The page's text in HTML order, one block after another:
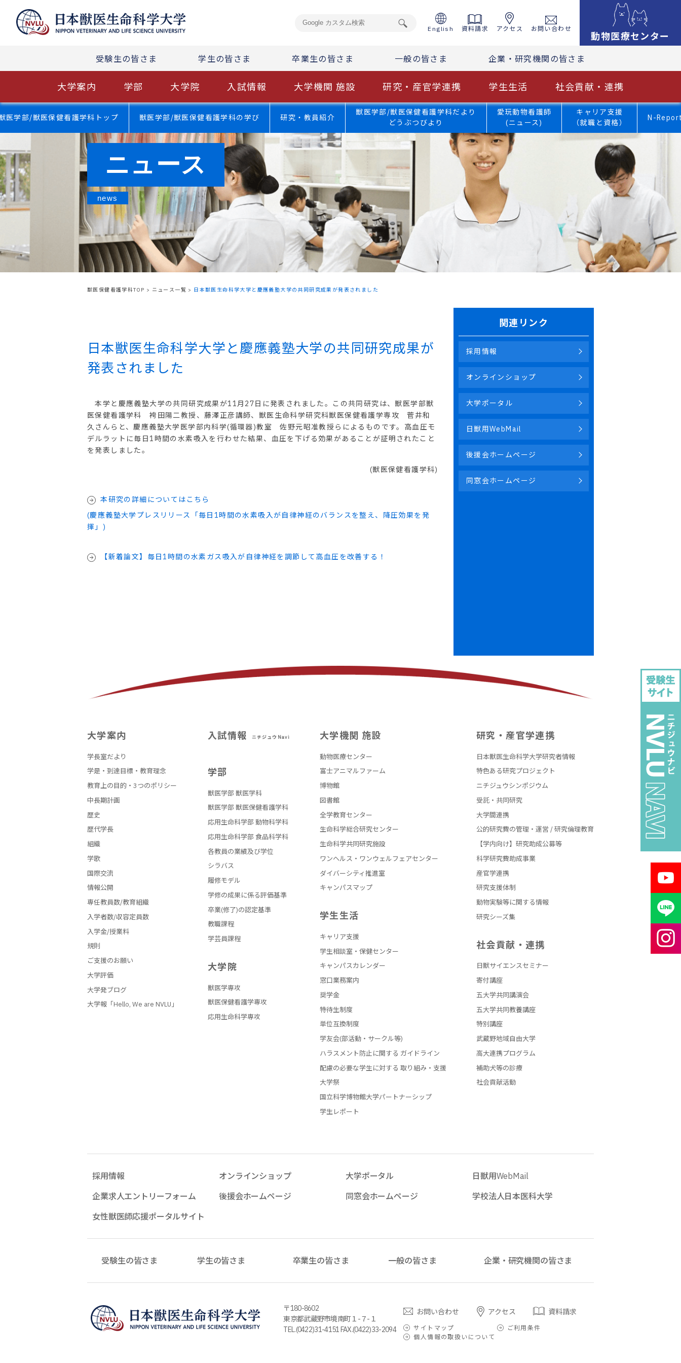
English 資料請求 アクセス お問い合わせ
動物医療センター
受験生の皆さま 学生の皆さま 卒業生の皆さま 一般の皆さま 企業・研究機関の皆さま
大学案内 学部 大学院 入試情報 大学機関 施設 研究・産官学連携 学生生活 社会貢献・連携
ニュース
news
医学部/獣医保健看護学科トップ 獣医学部/獣医保健看護学科の学び 研究・教員紹介
獣医学部/獣医保健看護学科だより
どうぶつびより
愛玩動物看護師
(ニュース)
キャリア支援
（就職と資格）
N-
獣医保健看護学科TOP > ニュース一覧 > 日本獣医生命科学大学と慶應義塾大学の共同研究成果が発表されました
日本獣医生命科学大学と慶應義塾大学の共同研究成果が
発表されました
本学と慶應義塾大学の共同研究成果が11月27日に発表されました。この共同研究は、獣医学部獣
医保健看護学科 袴田陽二教授、藤澤正彦講師、獣医生命科学研究科獣医保健看護学専攻 菅井和
久さんらと、慶應義塾大学医学部内科学(循環器)教室 佐野元昭准教授らによるものです。高血圧モ
デルラットに毎日1時間の水素吸入を行わせた結果、血圧を下げる効果があることが証明されたこと
を発表しました。
(獣医保健看護学科)
本研究の詳細についてはこちら
(慶應義塾大学プレスリリース「毎日1時間の水素吸入が自律神経のバランスを整え、降圧効果を発
揮」)
【新着論文】毎日1時間の水素ガス吸入が自律神経を調節して高血圧を改善する！
関連リンク
採用情報
オンラインショップ
大学ポータル
日獣用WebMail
後援会ホームページ
同窓会ホームページ
大学案内
学長室だより
学是・到達目標・教育理念
教育上の目的・3つのポリシー
中長期計画
歴史
歴代学長
組織
学歌
国際交流
情報公開
専任教員数/教育組織
入学者数/収容定員数
入学金/授業料
規則
ご支援のお願い
大学評価
大学発ブログ
大学報「Hello, We are NVLU」
入試情報 ニチジュウNavi
学部
獣医学部 獣医学科
獣医学部 獣医保健看護学科
応用生命科学部 動物科学科
応用生命科学部 食品科学科
各教員の業績及び学位
シラバス
履修モデル
学修の成果に係る評価基準
卒業(修了)の認定基準
教職課程
学芸員課程
大学院
獣医学専攻
獣医保健看護学専攻
応用生命科学専攻
大学機関 施設
動物医療センター
富士アニマルファーム
博物館
図書館
全学教育センター
生命科学総合研究センター
生命科学共同研究施設
ワンヘルス・ワンウェルフェアセンター
ダイバーシティ推進室
キャンパスマップ
学生生活
キャリア支援
学生相談室・保健センター
キャンパスカレンダー
窓口業務案内
奨学金
特待生制度
単位互換制度
学友会(部活動・サークル等)
ハラスメント防止に関する ガイドライン
配慮の必要な学生に対する 取り組み・支援
大学祭
国立科学博物館大学パートナーシップ
学生レポート
研究・産官学連携
日本獣医生命科学大学研究者情報
特色ある研究プロジェクト
ニチジュウシンポジウム
受託・共同研究
大学間連携
公的研究費の管理・運営 / 研究倫理教育
【学内向け】研究助成公募等
科学研究費助成事業
産官学連携
研究支援体制
動物実験等に関する情報
研究シーズ集
社会貢献・連携
日獣サイエンスセミナー
寄付講座
五大学共同講演会
五大学共同教養講座
特別講座
武蔵野地域自由大学
高大連携プログラム
補助犬等の診療
社会貢献活動
採用情報 オンラインショップ 大学ポータル
日獣用WebMail
企業求人エントリーフォーム
後援会ホームページ 同窓会ホームページ
学校法人日本医科大学
女性獣医師応援ポータルサイト
受験生の皆さま 学生の皆さま 卒業生の皆さま 一般の皆さま 企業・研究機関の皆さま
〒180-8602
東京都武蔵野市境南町１-７-１
TEL.(0422)31-4151 FAX.(0422)33-2094
お問い合わせ アクセス 資料請求
サイトマップ
ご利用条件
個人情報の取扱いについて